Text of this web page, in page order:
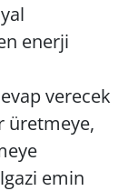
enerji
verecek
üretmeye,
emin